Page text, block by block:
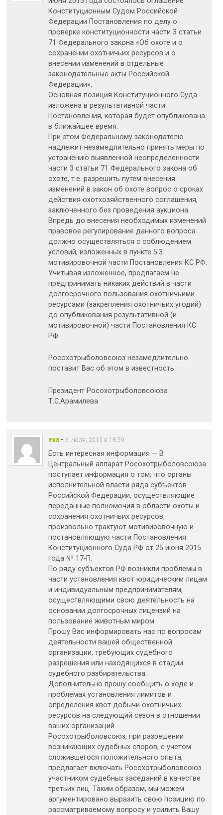
Конституционным Судом Российской
Федерации Постановления по делу о
проверке конституционности части 3 статьи
71 Федерального закона «Об охоте и о
сохранении охотничьих ресурсов и о
внесении изменений в отдельные
законодательные акты Российской
Федерации».
Основная позиция Конституционного Суда
изложена в результативной части
Постановления, которая будет опубликована
в ближайшее время.
При этом Федеральному законодателю
надлежит незамедлительно принять меры по
устранению выявленной неопределенности
части 3 статьи 71 Федерального закона об
охоте, т.е. разрешить путем внесения
изменений в закон об охоте вопрос о сроках
действия охотхозяйственного соглашения,
заключенного без проведения аукциона.
Впредь до внесения необходимых изменений
правовое регулирование данного вопроса
должно осуществляться с соблюдением
условий, изложенных в пункте 5.3
мотивировочной части Постановления КС РФ.
Учитывая изложенное, предлагаем не
предпринимать никаких действий в части
долгосрочного пользования охотничьими
ресурсами (закрепления охотничьих угодий)
до опубликования результативной (и
мотивировочной) части Постановления КС
РФ.
Росохотрыболовсоюз незамедлительно
поставит Вас об этом в известность.
Президент Росохотрыболовсоюза
Т.С.Арамилева
eva - 6 июля, 2015 в 18:59
Есть интересная информация — В
Центральный аппарат Росохотрыболовсоюза
поступает информация о том, что органы
исполнительной власти ряда субъектов
Российской Федерации, осуществляющие
переданные полномочия в области охоты и
сохранения охотничьих ресурсов,
произвольно трактуют мотивировочную и
постановляющую части Постановления
Конституционного Суда РФ от 25 июня 2015
года № 17-П.
По ряду субъектов РФ возникли проблемы в
части установления квот юридическим лицам
и индивидуальным предпринимателям,
осуществляющими свою деятельность на
основании долгосрочных лицензий на
пользование животным миром.
Прошу Вас информировать нас по вопросам
деятельности вашей общественной
организации, требующих судебного
разрешения или находящихся в стадии
судебного разбирательства.
Дополнительно прошу сообщить о ходе и
проблемах установления лимитов и
определения квот добычи охотничьих
ресурсов на следующий сезон в отношении
ваших организаций.
Росохотрыболовсоюз, при разрешении
возникающих судебных споров, с учетом
сложившегося положительного опыта,
предлагает включать Росохотрыболовсоюз
участником судебных заседаний в качестве
третьих лиц. Таким образом, мы можем
аргументировано выразить свою позицию по
рассматриваемому вопросу и усилить Вашу